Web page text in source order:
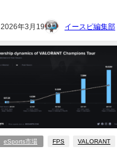
2026年3月19日 イースピ編集部
eSports市場 FPS VALORANT